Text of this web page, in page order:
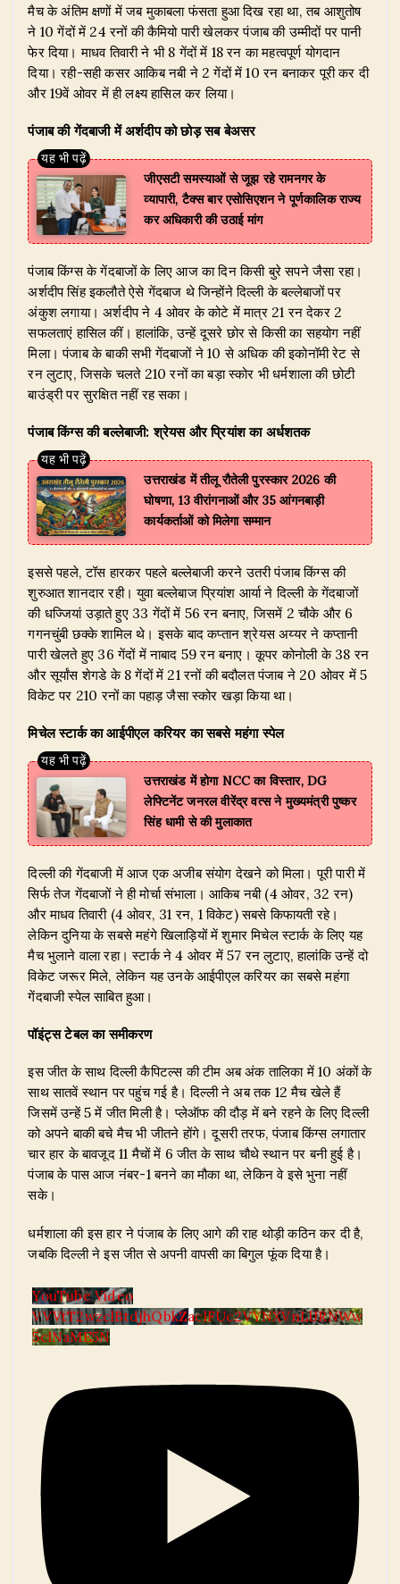
​मैच के अंतिम क्षणों में जब मुकाबला फंसता हुआ दिख रहा था, तब आशुतोष
ने 10 गेंदों में 24 रनों की कैमियो पारी खेलकर पंजाब की उम्मीदों पर पानी
फेर दिया। माधव तिवारी ने भी 8 गेंदों में 18 रन का महत्वपूर्ण योगदान
दिया। रही-सही कसर आकिब नबी ने 2 गेंदों में 10 रन बनाकर पूरी कर दी
और 19वें ओवर में ही लक्ष्य हासिल कर लिया।
पंजाब की गेंदबाजी में अर्शदीप को छोड़ सब बेअसर
जीएसटी समस्याओं से जूझ रहे रामनगर के
व्यापारी, टैक्स बार एसोसिएशन ने पूर्णकालिक राज्य
कर अधिकारी की उठाई मांग
पंजाब किंग्स के गेंदबाजों के लिए आज का दिन किसी बुरे सपने जैसा रहा।
अर्शदीप सिंह इकलौते ऐसे गेंदबाज थे जिन्होंने दिल्ली के बल्लेबाजों पर
अंकुश लगाया। अर्शदीप ने 4 ओवर के कोटे में मात्र 21 रन देकर 2
सफलताएं हासिल कीं। हालांकि, उन्हें दूसरे छोर से किसी का सहयोग नहीं
मिला। पंजाब के बाकी सभी गेंदबाजों ने 10 से अधिक की इकोनॉमी रेट से
रन लुटाए, जिसके चलते 210 रनों का बड़ा स्कोर भी धर्मशाला की छोटी
बाउंड्री पर सुरक्षित नहीं रह सका।
पंजाब किंग्स की बल्लेबाजी: श्रेयस और प्रियांश का अर्धशतक
उत्तराखंड में तीलू रौतेली पुरस्कार 2026 की
घोषणा, 13 वीरांगनाओं और 35 आंगनबाड़ी
कार्यकर्ताओं को मिलेगा सम्मान
इससे पहले, टॉस हारकर पहले बल्लेबाजी करने उतरी पंजाब किंग्स की
शुरुआत शानदार रही। युवा बल्लेबाज प्रियांश आर्या ने दिल्ली के गेंदबाजों
की धज्जियां उड़ाते हुए 33 गेंदों में 56 रन बनाए, जिसमें 2 चौके और 6
गगनचुंबी छक्के शामिल थे। इसके बाद कप्तान श्रेयस अय्यर ने कप्तानी
पारी खेलते हुए 36 गेंदों में नाबाद 59 रन बनाए। कूपर कोनोली के 38 रन
और सूर्यांस शेगडे के 8 गेंदों में 21 रनों की बदौलत पंजाब ने 20 ओवर में 5
विकेट पर 210 रनों का पहाड़ जैसा स्कोर खड़ा किया था।
मिचेल स्टार्क का आईपीएल करियर का सबसे महंगा स्पेल
उत्तराखंड में होगा NCC का विस्तार, DG
लेफ्टिनेंट जनरल वीरेंद्र वत्स ने मुख्यमंत्री पुष्कर
सिंह धामी से की मुलाकात
दिल्ली की गेंदबाजी में आज एक अजीब संयोग देखने को मिला। पूरी पारी में
सिर्फ तेज गेंदबाजों ने ही मोर्चा संभाला। आकिब नबी (4 ओवर, 32 रन)
और माधव तिवारी (4 ओवर, 31 रन, 1 विकेट) सबसे किफायती रहे।
लेकिन दुनिया के सबसे महंगे खिलाड़ियों में शुमार मिचेल स्टार्क के लिए यह
मैच भुलाने वाला रहा। स्टार्क ने 4 ओवर में 57 रन लुटाए, हालांकि उन्हें दो
विकेट जरूर मिले, लेकिन यह उनके आईपीएल करियर का सबसे महंगा
गेंदबाजी स्पेल साबित हुआ।
पॉइंट्स टेबल का समीकरण
इस जीत के साथ दिल्ली कैपिटल्स की टीम अब अंक तालिका में 10 अंकों के
साथ सातवें स्थान पर पहुंच गई है। दिल्ली ने अब तक 12 मैच खेले हैं
जिसमें उन्हें 5 में जीत मिली है। प्लेऑफ की दौड़ में बने रहने के लिए दिल्ली
को अपने बाकी बचे मैच भी जीतने होंगे। दूसरी तरफ, पंजाब किंग्स लगातार
चार हार के बावजूद 11 मैचों में 6 जीत के साथ चौथे स्थान पर बनी हुई है।
पंजाब के पास आज नंबर-1 बनने का मौका था, लेकिन वे इसे भुना नहीं
सके।
​धर्मशाला की इस हार ने पंजाब के लिए आगे की राह थोड़ी कठिन कर दी है,
जबकि दिल्ली ने इस जीत से अपनी वापसी का बिगुल फूंक दिया है।
YouTube Video
VVVtT2wzclBtdjhQbkZaclFUc2VYNXVnLlJRNWw
5clNaME5N